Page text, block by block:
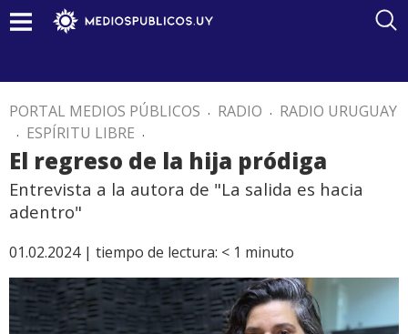
PORTAL MEDIOS PÚBLICOS . RADIO . RADIO URUGUAY
. ESPÍRITU LIBRE .
El regreso de la hija pródiga
Entrevista a la autora de "La salida es hacia
adentro"
01.02.2024 | tiempo de lectura: < 1 minuto